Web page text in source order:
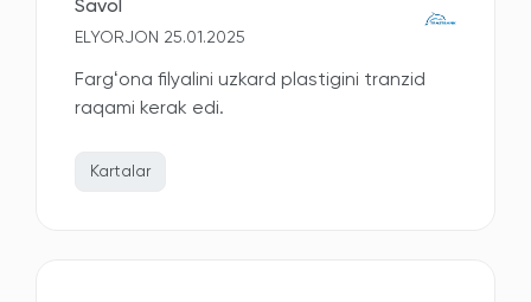
Savol
ELYORJON 25.01.2025
Fargʻona filyalini uzkard plastigini tranzid
raqami kerak edi.
Kartalar